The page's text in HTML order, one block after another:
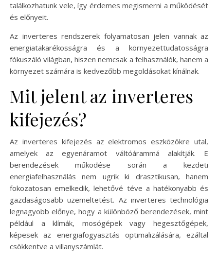
találkozhatunk vele, így érdemes megismerni a működését
és előnyeit.
Az inverteres rendszerek folyamatosan jelen vannak az
energiatakarékosságra és a környezettudatosságra
fókuszáló világban, hiszen nemcsak a felhasználók, hanem a
környezet számára is kedvezőbb megoldásokat kínálnak.
Mit jelent az inverteres
kifejezés?
Az inverteres kifejezés az elektromos eszközökre utal,
amelyek az egyenáramot váltóárammá alakítják. E
berendezések működése során a kezdeti
energiafelhasználás nem ugrik ki drasztikusan, hanem
fokozatosan emelkedik, lehetővé téve a hatékonyabb és
gazdaságosabb üzemeltetést. Az inverteres technológia
legnagyobb előnye, hogy a különböző berendezések, mint
például a klímák, mosógépek vagy hegesztőgépek,
képesek az energiafogyasztás optimalizálására, ezáltal
csökkentve a villanyszámlát.